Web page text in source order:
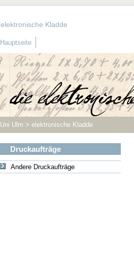
elektronische Kladde
Hauptseite
Uni Ulm > elektronische Kladde
Druckaufträge
Andere Druckaufträge